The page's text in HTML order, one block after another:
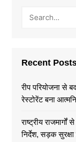
Recent
रीप परियोजना से
रेस्टोरेंट बना
राष्ट्रीय
निर्देश, सड़क